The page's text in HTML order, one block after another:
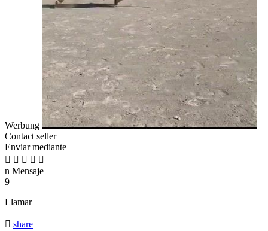
Werbung
Contact seller
Enviar mediante
    
n Mensaje
9
Llamar
 share